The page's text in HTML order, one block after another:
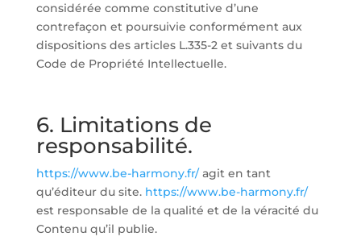
considérée comme constitutive d’une
contrefaçon et poursuivie conformément aux
dispositions des articles L.335-2 et suivants du
Code de Propriété Intellectuelle.
6. Limitations de
responsabilité.
https://www.be-harmony.fr/agit en tant
qu’éditeur du site. https://www.be-harmony.fr/
est responsable de la qualité et de la véracité du
Contenu qu’il publie.